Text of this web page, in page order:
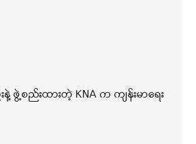
နဲ့ ဖွဲ့စည်းထားတဲ့ KNA က ကျန်းမာရေး